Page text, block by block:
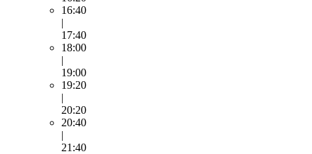
16:40
|
17:40
18:00
|
19:00
19:20
|
20:20
20:40
|
21:40